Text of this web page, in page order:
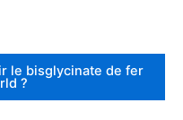
le bisglycinate de fer
?